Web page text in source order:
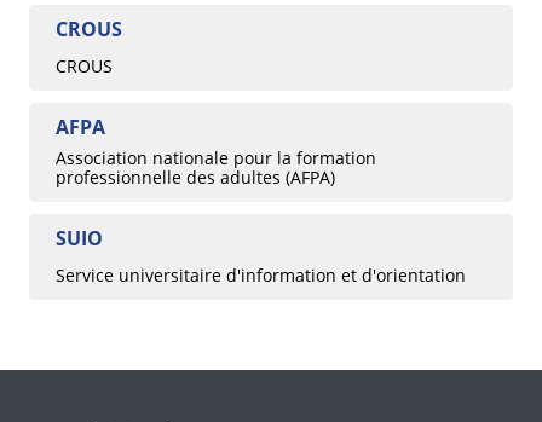
CROUS
CROUS
AFPA
Association nationale pour la formation
professionnelle des adultes (AFPA)
SUIO
Service universitaire d'information et d'orientation